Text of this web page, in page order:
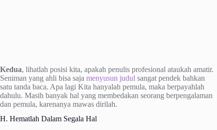
Kedua, lihatlah posisi kita, apakah penulis profesional ataukah amatir.
Seniman yang ahli bisa saja menyusun judul sangat pendek bahkan
satu tanda baca. Apa lagi Kita hanyalah pemula, maka berpayahlah
dahulu. Masih banyak hal yang membedakan seorang berpengalaman
dan pemula, karenanya mawas dirilah.
H. Hematlah Dalam Segala Hal